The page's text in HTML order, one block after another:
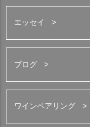
エッセイ
ブログ
ワインペアリング